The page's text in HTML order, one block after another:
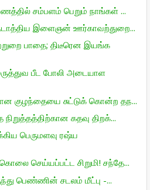
சம்பளம் பெறும் நாங்கள் ...
நடாத்திய இளைஞன் ஊர்காவற்துறை...
பாதை; திடீரென இயங்க
பீட போலி அடையாள
குழந்தையை சுட்டுக் கொன்ற தந...
கதவு திறக்...
பெருமளவு ரஷ்ய
செய்யப்பட்ட சிறுமி! சந்தே...
பெண்ணின் சடலம் மீட்பு -...